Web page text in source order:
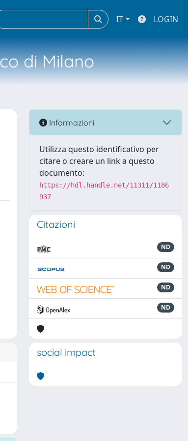
IT LOGIN
di Milano
Informazioni
Utilizza questo identificativo per
citare o creare un link a questo
documento:
https://hdl.handle.net/11311/1186
937
Citazioni
ND
ND
ND
ND
social impact